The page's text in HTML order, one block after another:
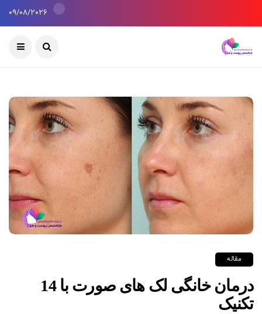
09/08/2026
مقاله
درمان خانگی لک های صورت با 14
تکنیک